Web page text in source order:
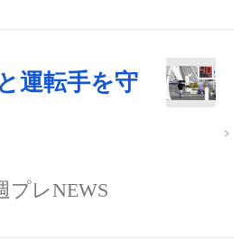
運転手を守
プレNEWS